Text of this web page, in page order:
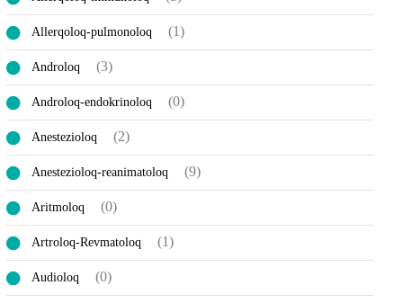
Allerqoloq-pulmonoloq (1)
Androloq (3)
Androloq-endokrinoloq (0)
Anestezioloq (2)
Anestezioloq-reanimatoloq (9)
Aritmoloq (0)
Artroloq-Revmatoloq (1)
Audioloq (0)